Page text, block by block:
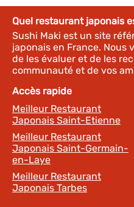
Quel restaurant japonais
Sushi Maki est un site
japonais en France. Nous
de les évaluer et de les
communauté et de vos
Accès rapide
Meilleur Restaurant
Japonais Saint-Etienne
Meilleur Restaurant
Japonais Saint-Germain-
en-Laye
Meilleur Restaurant
Japonais Tarbes